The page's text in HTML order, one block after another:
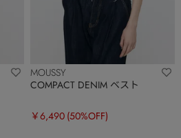
MOUSSY
COMPACT DENIM ベスト
￥6,490 (50%OFF)